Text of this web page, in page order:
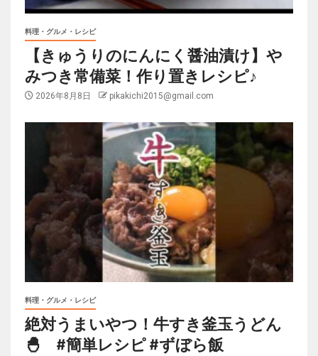
料理・グルメ・レシピ
【きゅうりのにんにく醤油漬け】や
みつき常備菜！作り置きレシピ♪
2026年8月8日 pikakichi2015@gmail.com
料理・グルメ・レシピ
絶対うまいやつ！牛すき釜玉うどん
🐣 #簡単レシピ #ずぼら飯